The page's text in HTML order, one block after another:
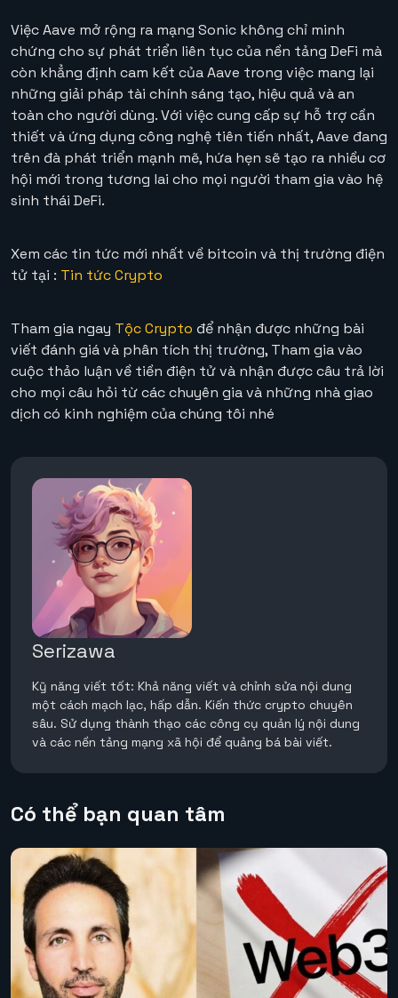
Việc Aave mở rộng ra mạng Sonic không chỉ minh
chứng cho sự phát triển liên tục của nền tảng DeFi mà
còn khẳng định cam kết của Aave trong việc mang lại
những giải pháp tài chính sáng tạo, hiệu quả và an
toàn cho người dùng. Với việc cung cấp sự hỗ trợ cần
thiết và ứng dụng công nghệ tiên tiến nhất, Aave đang
trên đà phát triển mạnh mẽ, hứa hẹn sẽ tạo ra nhiều cơ
hội mới trong tương lai cho mọi người tham gia vào hệ
sinh thái DeFi.
Xem các tin tức mới nhất về bitcoin và thị trường điện
tử tại : Tin tức Crypto
Tham gia ngay Tộc Crypto để nhận được những bài
viết đánh giá và phân tích thị trường, Tham gia vào
cuộc thảo luận về tiền điện tử và nhận được câu trả lời
cho mọi câu hỏi từ các chuyên gia và những nhà giao
dịch có kinh nghiệm của chúng tôi nhé
Serizawa
Kỹ năng viết tốt: Khả năng viết và chỉnh sửa nội dung
một cách mạch lạc, hấp dẫn. Kiến thức crypto chuyên
sâu. Sử dụng thành thạo các công cụ quản lý nội dung
và các nền tảng mạng xã hội để quảng bá bài viết.
Có thể bạn quan tâm